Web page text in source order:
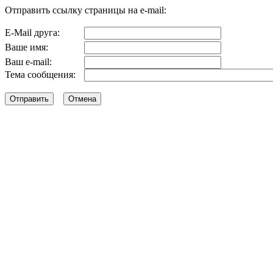
Отправить ссылку страницы на e-mail:
E-Mail друга:
Ваше имя:
Ваш e-mail:
Тема сообщения: